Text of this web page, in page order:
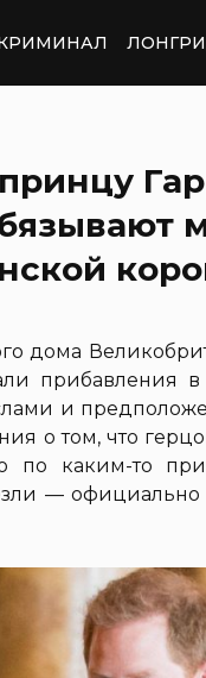
дома
прибавления в
и
о том, что
по каким-то
— официально